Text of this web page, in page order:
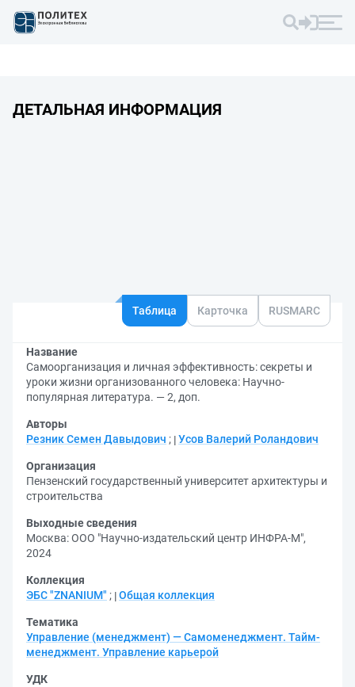
ДЕТАЛЬНАЯ ИНФОРМАЦИЯ
Таблица Карточка RUSMARC
Название
Самоорганизация и личная эффективность: секреты и
уроки жизни организованного человека: Научно-
популярная литература. — 2, доп.
Авторы
Резник Семен Давыдович ; Усов Валерий Роландович
Организация
Пензенский государственный университет архитектуры и
строительства
Выходные сведения
Москва: ООО "Научно-издательский центр ИНФРА-М",
2024
Коллекция
ЭБС "ZNANIUM" ; Общая коллекция
Тематика
Управление (менеджмент) — Самоменеджмент. Тайм-
менеджмент. Управление карьерой
УДК